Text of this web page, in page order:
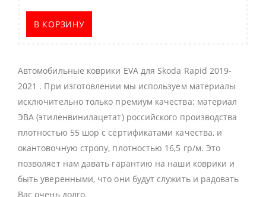
В КОРЗИНУ
Автомобильные коврики EVA для Skoda Rapid 2019-
2021 . При изготовлении мы используем материалы
исключительно только премиум качества: материал
ЭВА (этиленвинилацетат) российского производства
плотностью 55 шор с сертификатами качества, и
окантовочную стропу, плотностью 16,5 гр/м. Это
позволяет нам давать гарантию на наши коврики и
быть уверенными, что они будут служить и радовать
Вас очень долго.